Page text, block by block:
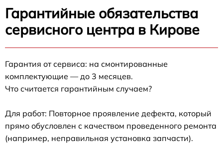
Гарантийные обязательства
сервисного центра в Кирове
Гарантия от сервиса: на смонтированные
комплектующие — до 3 месяцев.
Что считается гарантийным случаем?
Для работ: Повторное проявление дефекта, который
прямо обусловлен с качеством проведенного ремонта
(например, неправильная установка запчасти).